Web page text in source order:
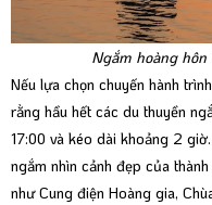
Ngắm hoàng
Nếu lựa chọn chuyến hành
rằng hầu hết các du thuyền
17:00 và kéo dài khoảng 2
ngắm nhìn cảnh đẹp của
như Cung điện Hoàng gia,